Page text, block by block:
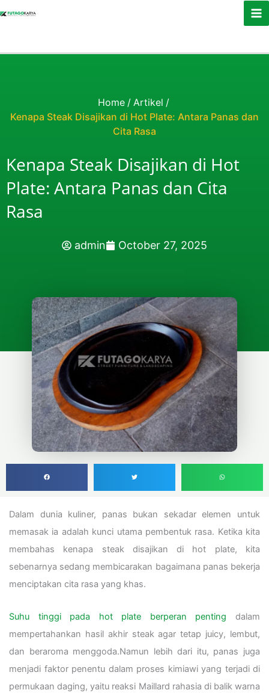
Home / Artikel /
Kenapa Steak Disajikan di Hot Plate: Antara Panas dan
Cita Rasa
Kenapa Steak Disajikan di Hot
Plate: Antara Panas dan Cita
Rasa
admin October 27, 2025
Dalam dunia kuliner, panas bukan sekadar elemen untuk
memasak ia adalah kunci utama pembentuk rasa. Ketika kita
membahas kenapa steak disajikan di hot plate, kita
sebenarnya sedang membicarakan bagaimana panas bekerja
menciptakan cita rasa yang khas.
Suhu tinggi pada hot plate berperan penting dalam
mempertahankan hasil akhir steak agar tetap juicy, lembut,
dan beraroma menggoda.Namun lebih dari itu, panas juga
menjadi faktor penentu dalam proses kimiawi yang terjadi di
permukaan daging, yaitu reaksi Maillard rahasia di balik warna